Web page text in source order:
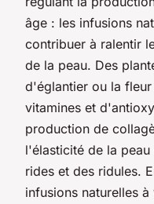
âge : les infusions
contribuer à ralentir
de la peau. Des
d'églantier ou la
vitamines et
production de
l'élasticité de la
rides et des ridules.
infusions naturelles